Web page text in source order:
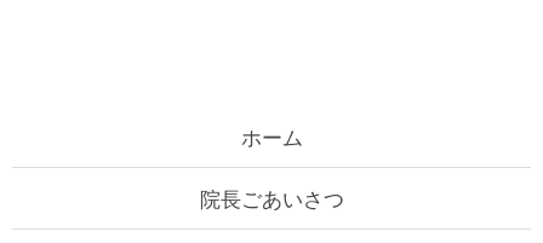
ホーム
院長ごあいさつ